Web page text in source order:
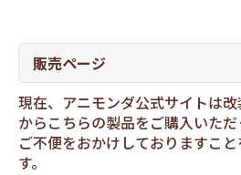
販売ページ
現在、アニモンダ公式サイトは
からこちらの製品をご購入いただ
ご不便をおかけしておりますこ
す。